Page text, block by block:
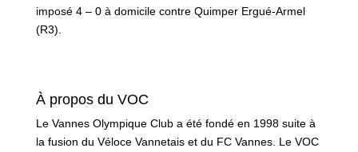
imposé 4 – 0 à domicile contre Quimper Ergué-Armel
(R3).
À propos du VOC
Le Vannes Olympique Club a été fondé en 1998 suite à
la fusion du Véloce Vannetais et du FC Vannes. Le VOC